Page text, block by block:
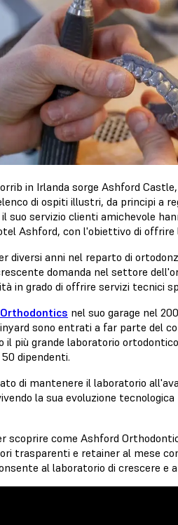
in Irlanda sorge Ashford
di ospiti illustri, da principi a
suo servizio clienti amichevole
Ashford, con l'obiettivo di
diversi anni nel reparto di
domanda nel settore
in grado di offrire servizi tecnici
nel suo garage nel
sono entrati a far parte del
il più grande laboratorio
50 dipendenti.
di mantenere il laboratorio
la sua evoluzione
scoprire come Ashford
trasparenti e retainer al mese
al laboratorio di crescere e